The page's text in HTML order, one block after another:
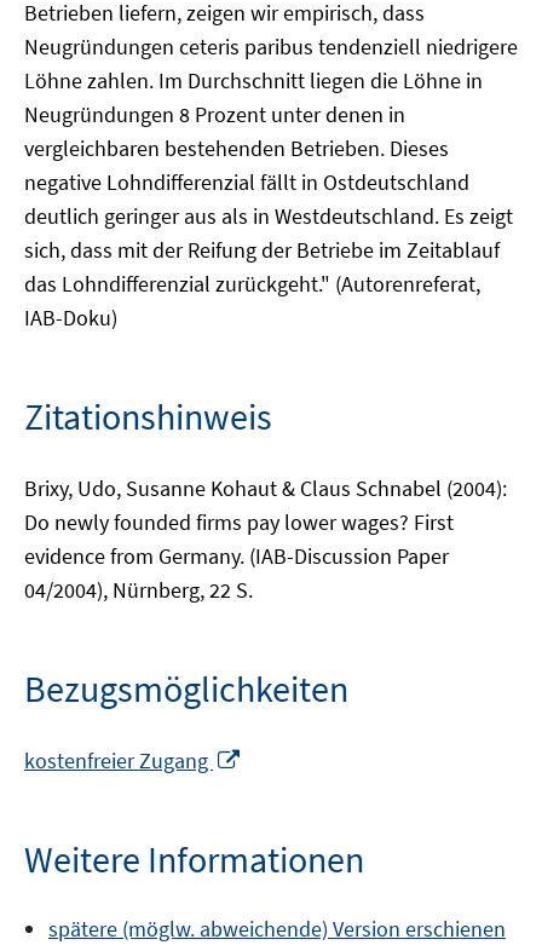
Betrieben liefern, zeigen wir empirisch, dass
Neugründungen ceteris paribus tendenziell niedrigere
Löhne zahlen. Im Durchschnitt liegen die Löhne in
Neugründungen 8 Prozent unter denen in
vergleichbaren bestehenden Betrieben. Dieses
negative Lohndifferenzial fällt in Ostdeutschland
deutlich geringer aus als in Westdeutschland. Es zeigt
sich, dass mit der Reifung der Betriebe im Zeitablauf
das Lohndifferenzial zurückgeht." (Autorenreferat,
IAB-Doku)
Zitationshinweis
Brixy, Udo, Susanne Kohaut & Claus Schnabel (2004):
Do newly founded firms pay lower wages? First
evidence from Germany. (IAB-Discussion Paper
04/2004), Nürnberg, 22 S.
Bezugsmöglichkeiten
kostenfreier Zugang
öffnen
Weitere Informationen
spätere (möglw. abweichende) Version erschienen